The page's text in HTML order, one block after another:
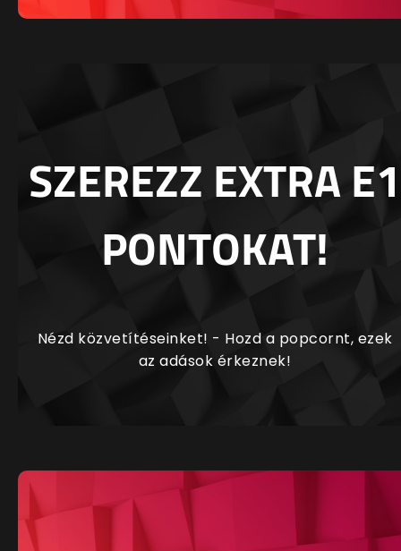
SZEREZZ EXTRA E1
PONTOKAT!
Nézd közvetítéseinket! - Hozd a popcornt, ezek
az adások érkeznek!